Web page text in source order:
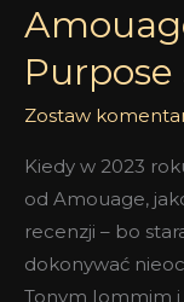
Purpose
Zostaw
Kiedy w 2023
od Amouage,
recenzji – bo
dokonywać
Tonym Iommim